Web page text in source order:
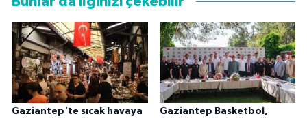
Gaziantep'te sıcak havaya
Gaziantep Basketbol,